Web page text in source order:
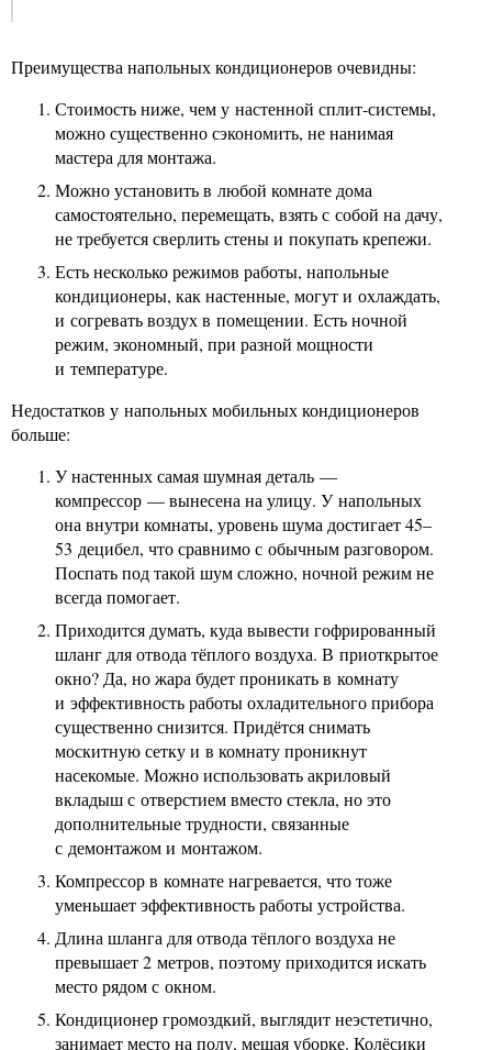
Преимущества напольных кондиционеров очевидны:
Стоимость ниже, чем у настенной сплит-системы,
можно существенно сэкономить, не нанимая
мастера для монтажа.
Можно установить в любой комнате дома
самостоятельно, перемещать, взять с собой на дачу,
не требуется сверлить стены и покупать крепежи.
Есть несколько режимов работы, напольные
кондиционеры, как настенные, могут и охлаждать,
и согревать воздух в помещении. Есть ночной
режим, экономный, при разной мощности
и температуре.
Недостатков у напольных мобильных кондиционеров
больше:
У настенных самая шумная деталь —
компрессор — вынесена на улицу. У напольных
она внутри комнаты, уровень шума достигает 45–
53 децибел, что сравнимо с обычным разговором.
Поспать под такой шум сложно, ночной режим не
всегда помогает.
Приходится думать, куда вывести гофрированный
шланг для отвода тёплого воздуха. В приоткрытое
окно? Да, но жара будет проникать в комнату
и эффективность работы охладительного прибора
существенно снизится. Придётся снимать
москитную сетку и в комнату проникнут
насекомые. Можно использовать акриловый
вкладыш с отверстием вместо стекла, но это
дополнительные трудности, связанные
с демонтажом и монтажом.
Компрессор в комнате нагревается, что тоже
уменьшает эффективность работы устройства.
Длина шланга для отвода тёплого воздуха не
превышает 2 метров, поэтому приходится искать
место рядом с окном.
Кондиционер громоздкий, выглядит неэстетично,
занимает место на полу, мешая уборке. Колёсики